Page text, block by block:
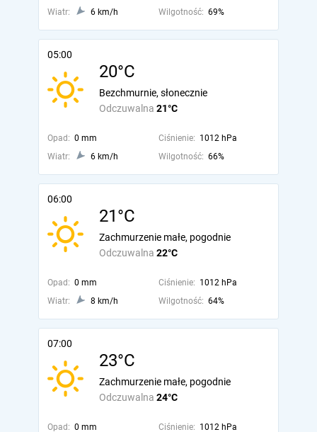
Wiatr:
6 km/h Wilgotność: 69%
05:00
20°C
Odczuwalna 21°C
Bezchmurnie, słonecznie
Opad: 0 mm Ciśnienie: 1012 hPa
Wiatr:
6 km/h Wilgotność: 66%
06:00
21°C
Odczuwalna 22°C
Zachmurzenie małe, pogodnie
Opad: 0 mm Ciśnienie: 1012 hPa
Wiatr:
8 km/h Wilgotność: 64%
07:00
23°C
Odczuwalna 24°C
Zachmurzenie małe, pogodnie
Opad: 0 mm Ciśnienie: 1012 hPa